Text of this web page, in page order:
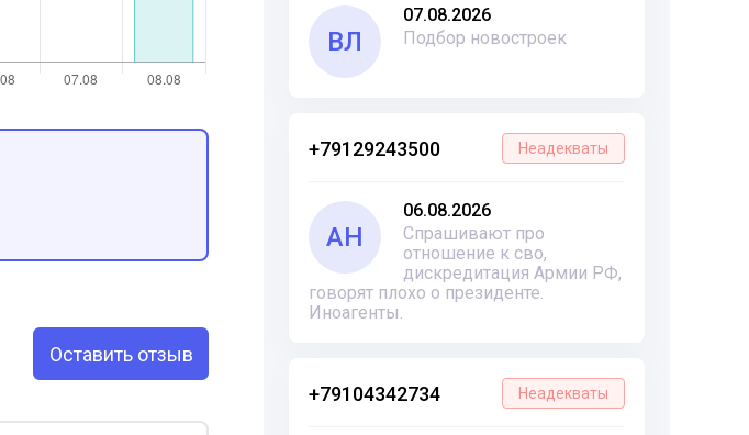
ВЛ
07.08.2026
Подбор новостроек
+79129243500 Неадекваты
АН
06.08.2026
Спрашивают про
отношение к сво,
дискредитация Армии РФ,
говорят плохо о президенте.
Иноагенты.
+79104342734 Неадекваты
Оставить отзыв